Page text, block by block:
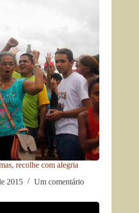
recolhe com alegria
2015
Um comentário